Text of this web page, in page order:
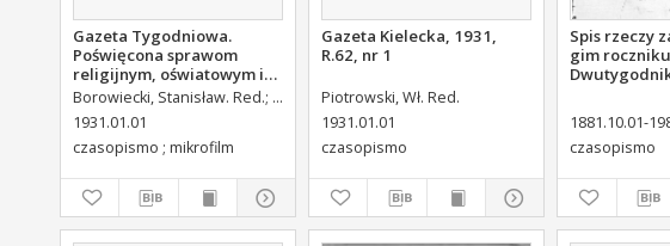
Gazeta Tygodniowa.
Poświęcona sprawom
religijnym, oświatowym i
społecznym,1931, R.2, nr 1
Borowiecki, Stanisław. Red. Czerkiewicz, Bolesław. Wyd.
1931.01.01
czasopismo ; mikrofilm
Gazeta Kielecka, 1931,
R.62, nr 1
Piotrowski, Wł. Red.
1931.01.01
czasopismo
Spis rzeczy
gim roczniku
15. września
1881.10.01-
czasopismo